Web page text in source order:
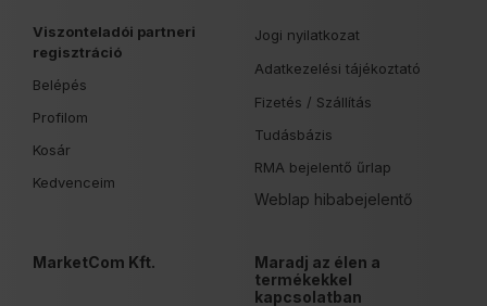
Viszonteladói partneri
regisztráció
Belépés
Profilom
Kosár
Kedvenceim
Jogi nyilatkozat
Adatkezelési tájékoztató
Fizetés / Szállítás
Tudásbázis
RMA bejelentő űrlap
Weblap hibabejelentő
MarketCom Kft.
Maradj az élen a
termékekkel
kapcsolatban